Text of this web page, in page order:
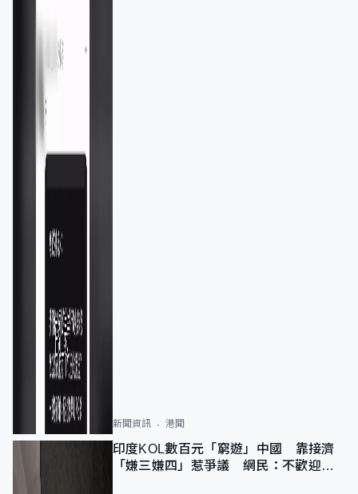
新聞資訊 港聞
印度KOL數百元「窮遊」中國 靠接濟
「嫌三嫌四」惹爭議 網民：不歡迎劣